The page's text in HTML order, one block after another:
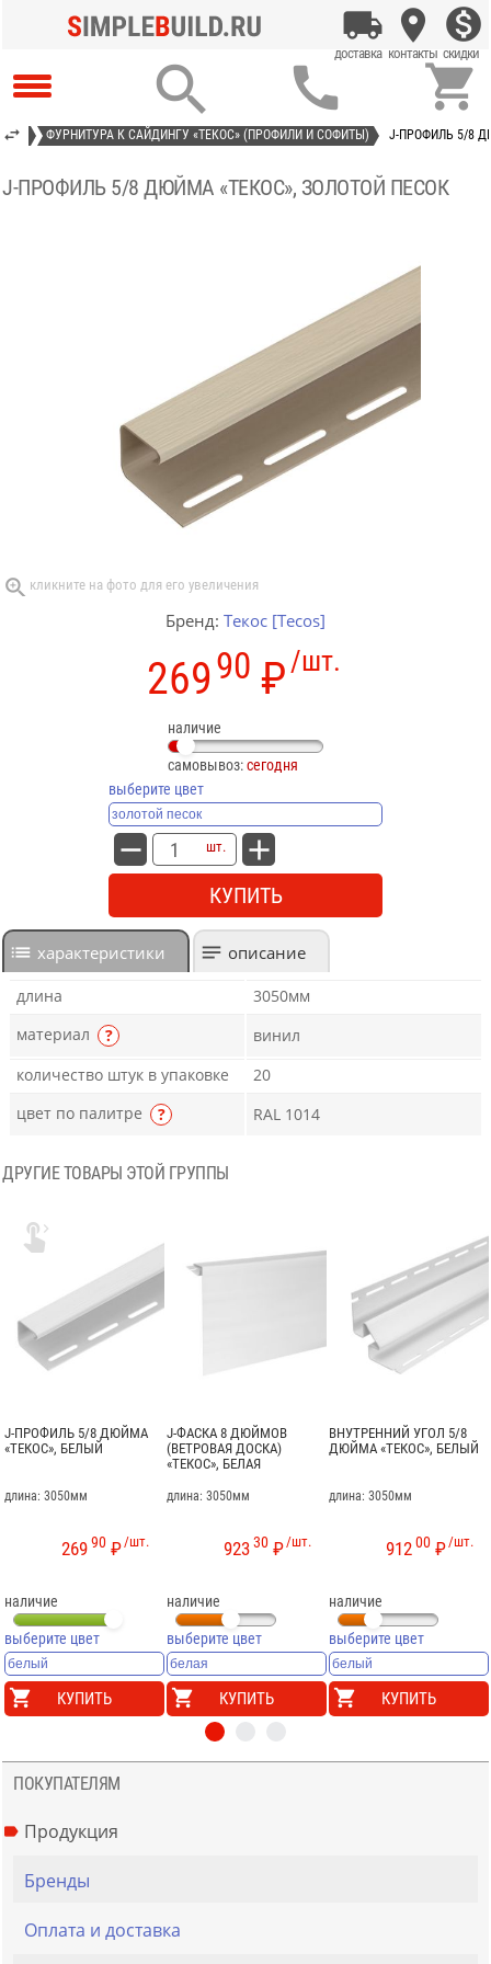
  
ФУРНИТУРА К САЙДИНГУ «ТЕКОС» (ПРОФИЛИ И СОФИТЫ) J-ПРОФИЛЬ 5/8
J-ПРОФИЛЬ 5/8 ДЮЙМА «ТЕКОС», ЗОЛОТОЙ ПЕСОК
Бренд: Текос [Tecos]
/шт.
26990 ₽
наличие
самовывоз:сегодня
выберите цвет
шт.
КУПИТЬ
характеристики описание
длина
3050мм
материал
?
винил
количество штук в упаковке
20
цвет по палитре
? RAL 1014
ДРУГИЕ ТОВАРЫ ЭТОЙ ГРУППЫ
J-ПРОФИЛЬ 5/8 ДЮЙМА
«ТЕКОС», БЕЛЫЙ
длина: 3050мм
/шт.
26990 ₽
наличие
выберите цвет
КУПИТЬ
J-ФАСКА 8 ДЮЙМОВ
(ВЕТРОВАЯ ДОСКА)
«ТЕКОС», БЕЛАЯ
длина: 3050мм
/шт.
92330 ₽
наличие
выберите цвет
КУПИТЬ
ВНУТРЕННИЙ УГОЛ 5/8
ДЮЙМА «ТЕКОС», БЕЛЫЙ
длина: 3050мм
/шт.
91200 ₽
наличие
выберите цвет
КУПИТЬ

ПОКУПАТЕЛЯМ
Продукция
Бренды
Оплата и доставка